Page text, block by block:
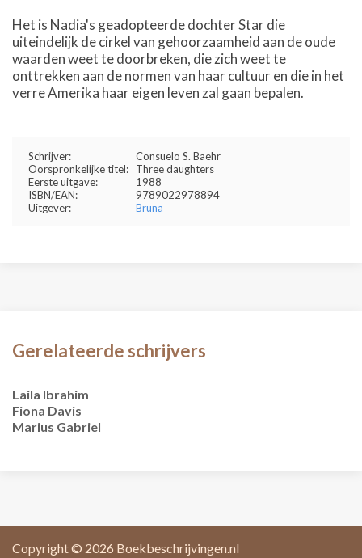
Het is Nadia's geadopteerde dochter Star die
uiteindelijk de cirkel van gehoorzaamheid aan de oude
waarden weet te doorbreken, die zich weet te
onttrekken aan de normen van haar cultuur en die in het
verre Amerika haar eigen leven zal gaan bepalen.
Schrijver:
Consuelo S. Baehr
Oorspronkelijke titel:
Three daughters
Eerste uitgave:
1988
ISBN/EAN:
9789022978894
Uitgever:
Bruna
Gerelateerde schrijvers
Laila Ibrahim
Fiona Davis
Marius Gabriel
Copyright © 2026 Boekbeschrijvingen.nl